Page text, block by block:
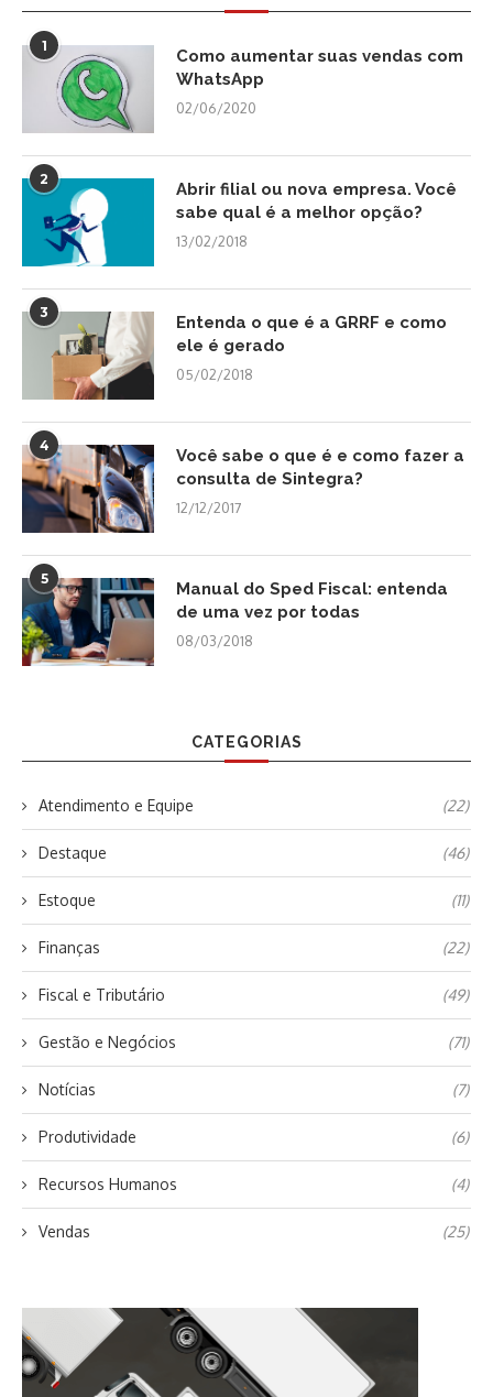
1
Como aumentar suas vendas com
WhatsApp
02/06/2020
2
Abrir filial ou nova empresa. Você
sabe qual é a melhor opção?
13/02/2018
3
Entenda o que é a GRRF e como
ele é gerado
05/02/2018
4
Você sabe o que é e como fazer a
consulta de Sintegra?
12/12/2017
5
Manual do Sped Fiscal: entenda
de uma vez por todas
08/03/2018
CATEGORIAS
Atendimento e Equipe (22)
Destaque (46)
Estoque (11)
Finanças (22)
Fiscal e Tributário (49)
Gestão e Negócios (71)
Notícias (7)
Produtividade (6)
Recursos Humanos (4)
Vendas (25)